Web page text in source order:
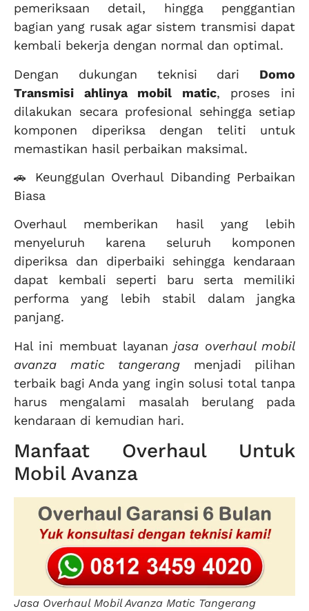
pemeriksaan detail, hingga penggantian
bagian yang rusak agar sistem transmisi dapat
kembali bekerja dengan normal dan optimal.
Dengan dukungan teknisi dari Domo
Transmisi ahlinya mobil matic, proses ini
dilakukan secara profesional sehingga setiap
komponen diperiksa dengan teliti untuk
memastikan hasil perbaikan maksimal.
🚗 Keunggulan Overhaul Dibanding Perbaikan
Biasa
Overhaul memberikan hasil yang lebih
menyeluruh karena seluruh komponen
diperiksa dan diperbaiki sehingga kendaraan
dapat kembali seperti baru serta memiliki
performa yang lebih stabil dalam jangka
panjang.
Hal ini membuat layananjasa overhaul mobil
avanza matic tangerang menjadi pilihan
terbaik bagi Anda yang ingin solusi total tanpa
harus mengalami masalah berulang pada
kendaraan di kemudian hari.
Manfaat Overhaul Untuk
Mobil Avanza
Jasa Overhaul Mobil Avanza Matic Tangerang